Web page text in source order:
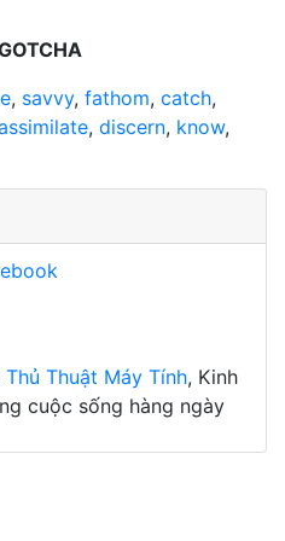
, savvy, fathom, catch,
, discern, know,
Thủ Thuật Máy Tính, Kinh
cuộc sống hàng ngày